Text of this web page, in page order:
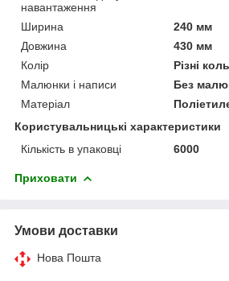
навантаження
Ширина
240 мм
Довжина
430 мм
Колір
Різні
Малюнки і написи
Без
Матеріал
Користувальницькі характеристики
Кількість в упаковці
6000
Приховати
Умови доставки
Нова Пошта